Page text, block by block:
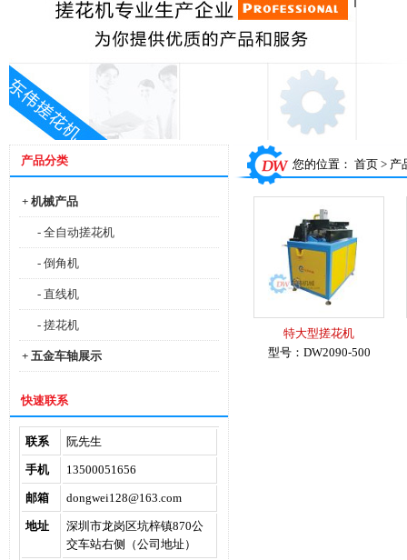
您的位置： 首页 > 产
特大型搓花机
型号：DW2090-500
产品分类
+ 机械产品
- 全自动搓花机
- 倒角机
- 直线机
- 搓花机
+ 五金车轴展示
快速联系
联系 阮先生
手机 13500051656
邮箱 dongwei128@163.com
地址
深圳市龙岗区坑梓镇870公
交车站右侧（公司地址）